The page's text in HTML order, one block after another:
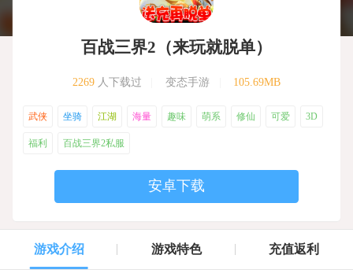
百战三界2（来玩就脱单）
2269人下载过 变态手游 105.69MB
武侠 坐骑 江湖 海量 趣味 萌系 修仙 可爱 3D
福利 百战三界2私服
安卓下载
游戏介绍 游戏特色 充值返利